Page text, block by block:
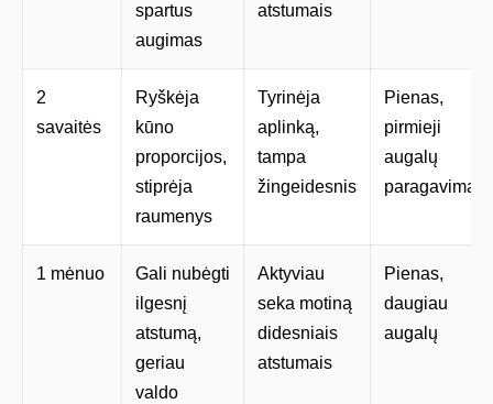
spartus
augimas
atstumais
2
savaitės
Ryškėja
kūno
proporcijos,
stiprėja
raumenys
Tyrinėja
aplinką,
tampa
žingeidesnis
Pienas,
pirmieji
augalų
paragavimai
1 mėnuo
Gali nubėgti
ilgesnį
atstumą,
geriau
valdo
Aktyviau
seka motiną
didesniais
atstumais
Pienas,
daugiau
augalų